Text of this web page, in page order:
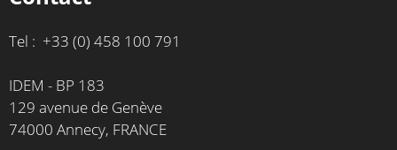
Tel : +33 (0) 458 100 791
IDEM - BP 183
129 avenue de Genève
74000 Annecy, FRANCE